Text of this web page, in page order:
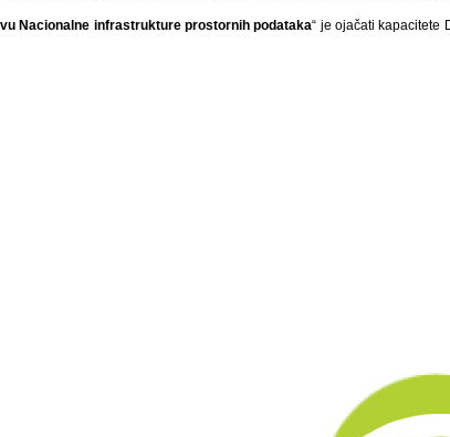
Nacionalne infrastrukture prostornih podataka“ je ojačati kapacitete